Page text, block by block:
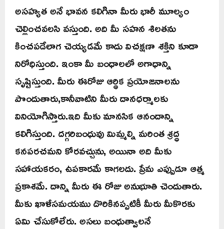
అసహ్యత అనే భావన కలిగినా మీరు భారీ మూల్యం
చెల్లించవలసి వస్తుంది. అది మీ సహన శిలతను
కించపడేలాగ చెయ్యడమే కాదు విచక్షణా శక్తిని కూడా
నిరోధిస్తుంది. ఇంకా మీ బంధాలలో అగాధాన్ని
సృష్టిస్తుంది. మీరు ఈరోజు ఆర్థిక ప్రయోజనాలను
పొందుతారు,కానీవాటిని మీరు దానధర్మాలకు
వినియోగిస్తారు.ఇది మీకు మానసిక ఆనందాన్ని
కలిగిస్తుంది. దగ్గరిబంధువు మిమ్మల్ని మరింత శ్రద్ధ
కనపరచమని కోరవచ్చును, అయినా అది మీకు
సహాయకరం, ఉపకారమే కాగలదు. ప్రేమ ఎప్పుడూ ఆత్మ
ప్రకాశమే. దాన్ని మీరు ఈ రోజు అనుభూతి చెందుతారు.
మీకు ఖాళీసమయము దొరికినప్పటికీ మీరు మీకొరకు
ఏమి చేసుకోలేరు. అసలు బంధుత్వాలనే